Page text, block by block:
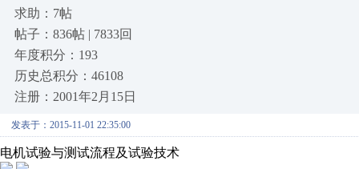
求助：7帖
帖子：836帖 | 7833回
年度积分：193
历史总积分：46108
注册：2001年2月15日
发表于：2015-11-01 22:35:00
电机试验与测试流程及试验技术